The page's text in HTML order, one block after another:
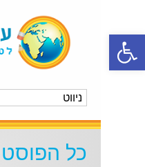
פתח סרגל נגישות
כל